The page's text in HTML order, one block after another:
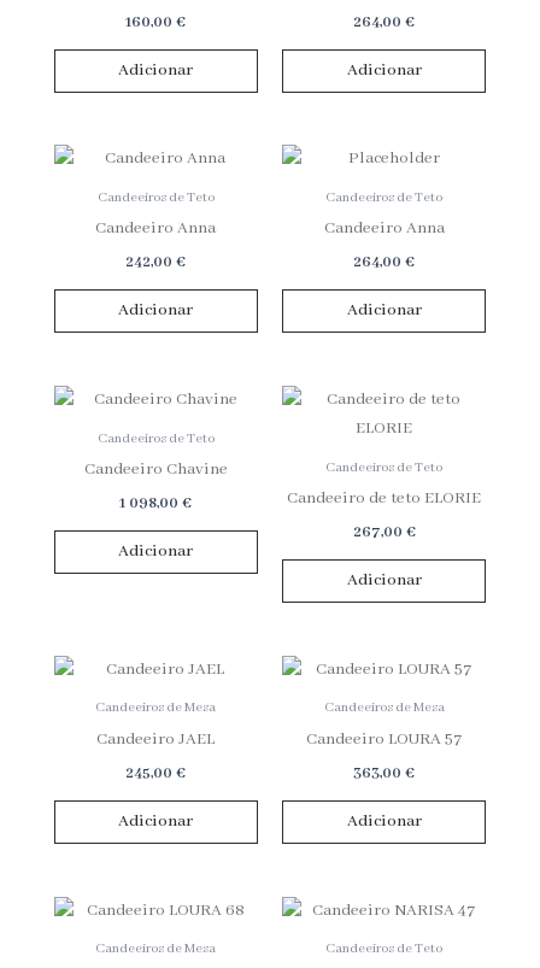
160,00€
Adicionar
264,00€
Adicionar
Candeeiros de Teto
Candeeiro Anna
242,00€
Adicionar
Candeeiros de Teto
Candeeiro Anna
264,00€
Adicionar
Candeeiros de Teto
Candeeiro Chavine
1 098,00€
Adicionar
Candeeiros de Teto
Candeeiro de teto ELORIE
267,00 €
Adicionar
Candeeiros de Mesa
Candeeiro JAEL
245,00€
Adicionar
Candeeiros de Mesa
Candeeiro LOURA 57
363,00€
Adicionar
Candeeiros de Mesa Candeeiros de Teto